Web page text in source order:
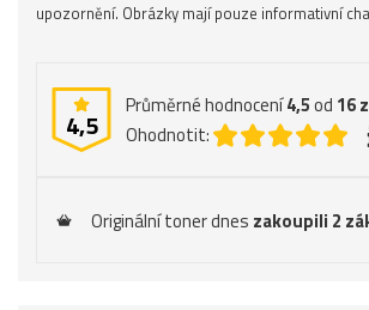
upozornění. Obrázky mají pouze informativní
4,5
Průměrné hodnocení4,5od 16
Ohodnotit:
Originální toner dnes zakoupili 2